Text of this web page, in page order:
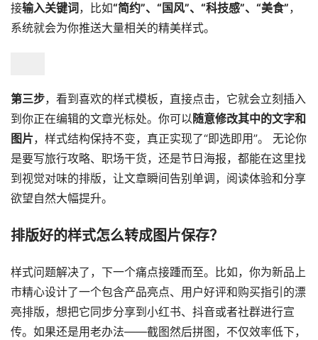
接输入关键词 ，比如“简约”、“国风”、“科技感”、“美食”，
系统就会为你推送大量相关的精美样式。
第三步，看到喜欢的样式模板，直接点击，它就会立刻插入
到你正在编辑的文章光标处。你可以 随意修改其中的文字和
图片，样式结构保持不变，真正实现了“即选即用”。 无论你
是要写旅行攻略、职场干货，还是节日海报，都能在这里找
到视觉对味的排版，让文章瞬间告别单调，阅读体验和分享
欲望自然大幅提升。
排版好的样式怎么转成图片保存？
样式问题解决了，下一个痛点接踵而至。比如，你为新品上
市精心设计了一个包含产品亮点、用户好评和购买指引的漂
亮排版，想把它同步分享到小红书、抖音或者社群进行宣
传。如果还是用老办法——截图然后拼图，不仅效率低下，